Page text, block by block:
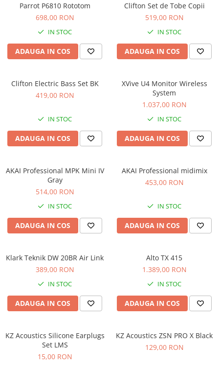
Microfoane de studio
Preamplificatoare
Protectii antifonice pentru urechi
Recordere de studio
Recordere portabile
Subwoofere de studio
Accesorii pentru lumini
Cabluri de Alimentare
Case-uri de lumini
Comenzi si controllere
Efecte de lumini
Masini de fum si ceata
Mixere DMX
Moving Head-uri
Proiectoare
Scene şi Ring-uri de Dans
Stative si schela lumini
Parrot P6810 Rototom
698,00 RON
IN STOC
ADAUGA IN COS
Clifton Set de Tobe Copii
519,00 RON
IN STOC
ADAUGA IN COS
Clifton Electric Bass Set BK
419,00 RON
IN STOC
ADAUGA IN COS
XVive U4 Monitor Wireless
System
1.037,00 RON
IN STOC
ADAUGA IN COS
AKAI Professional MPK Mini IV
Gray
514,00 RON
IN STOC
ADAUGA IN COS
AKAI Professional midimix
453,00 RON
IN STOC
ADAUGA IN COS
Klark Teknik DW 20BR Air Link
389,00 RON
IN STOC
ADAUGA IN COS
Alto TX 415
1.389,00 RON
IN STOC
ADAUGA IN COS
KZ Acoustics Silicone Earplugs
Set LMS
15,00 RON
KZ Acoustics ZSN PRO X Black
129,00 RON